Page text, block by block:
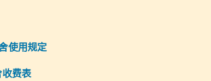
使用规定
费表